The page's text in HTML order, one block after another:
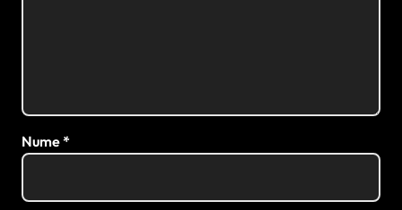
Nume*